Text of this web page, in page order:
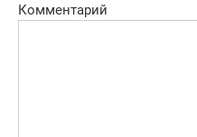
Комментарий